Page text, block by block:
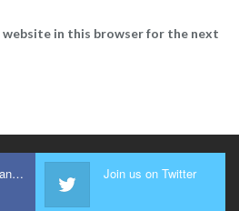
website in this browser for the next
Bergabung dengan kami Join us on Twitter